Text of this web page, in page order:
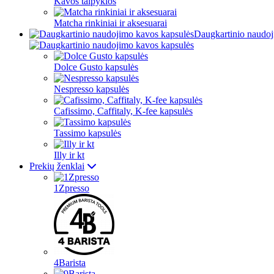
Matcha rinkiniai ir aksesuarai
Daugkartinio
Dolce Gusto kapsulės
Nespresso kapsulės
Cafissimo, Caffitaly, K-fee kapsulės
Tassimo kapsulės
Illy ir kt
Prekių ženklai
1Zpresso
4Barista